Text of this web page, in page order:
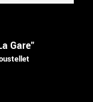
Gare"